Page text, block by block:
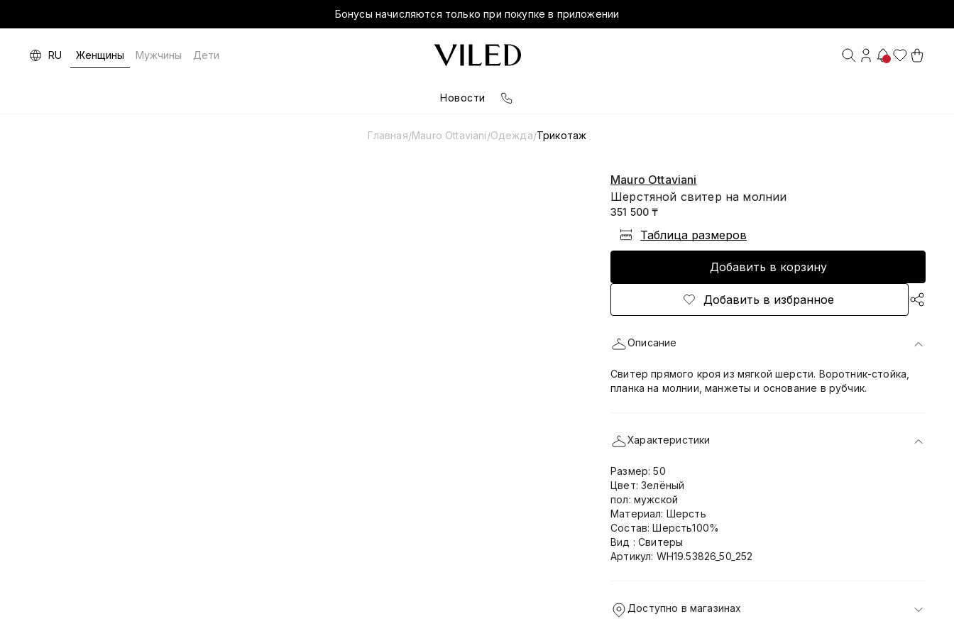
Бонусы начисляются только при покупке в приложении
RU Женщины Мужчины Дети
Новости
Главная/Mauro Ottaviani/Одежда/Трикотаж
Mauro Ottaviani
Шерстяной свитер на молнии
351 500 ₸
Таблица размеров
Добавить в корзину
Добавить в избранное
Описание
Свитер прямого кроя из мягкой шерсти. Воротник-стойка,
планка на молнии, манжеты и основание в рубчик.
Характеристики
Размер: 50
Цвет: Зелёный
пол: мужской
Материал: Шерсть
Состав: Шерсть100%
Вид : Свитеры
Артикул: WH19.53826_50_252
Доступно в магазинах